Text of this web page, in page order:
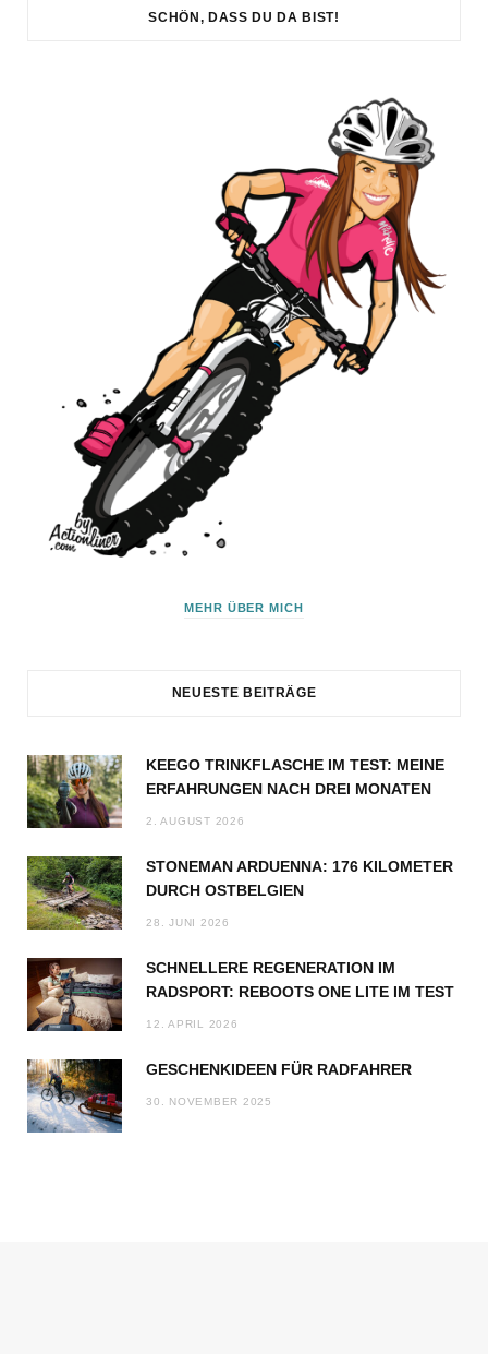
SCHÖN, DASS DU DA BIST!
MEHR ÜBER MICH
NEUESTE BEITRÄGE
KEEGO TRINKFLASCHE IM TEST: MEINE
ERFAHRUNGEN NACH DREI MONATEN
2. AUGUST 2026
STONEMAN ARDUENNA: 176 KILOMETER
DURCH OSTBELGIEN
28. JUNI 2026
SCHNELLERE REGENERATION IM
RADSPORT: REBOOTS ONE LITE IM TEST
12. APRIL 2026
GESCHENKIDEEN FÜR RADFAHRER
30. NOVEMBER 2025